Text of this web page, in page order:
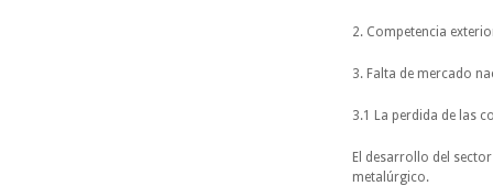
2. Competencia
3. Falta de mercado
3.1 La perdida de las
El desarrollo del
metalúrgico.